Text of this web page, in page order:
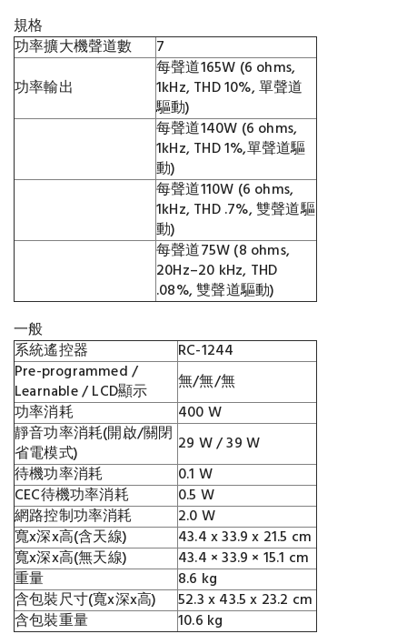
規格
功率擴大機聲道數
7
功率輸出
每聲道165W (6 ohms,
1kHz, THD 10%, 單聲道
驅動)
每聲道140W (6 ohms,
1kHz, THD 1%,單聲道驅
動)
每聲道110W (6 ohms,
1kHz, THD .7%, 雙聲道驅
動)
每聲道75W (8 ohms,
20Hz–20 kHz, THD
.08%, 雙聲道驅動)
一般
系統遙控器
RC-1244
Pre-programmed /
Learnable / LCD顯示
無/無/無
功率消耗
400 W
靜音功率消耗(開啟/關閉
省電模式)
29 W / 39 W
待機功率消耗
0.1 W
CEC待機功率消耗
0.5 W
網路控制功率消耗
2.0 W
寬x深x高(含天線)
43.4 x 33.9 x 21.5 cm
寬x深x高(無天線)
43.4 × 33.9 × 15.1 cm
重量
8.6 kg
含包裝尺寸(寬x深x高)
52.3 x 43.5 x 23.2 cm
含包裝重量
10.6 kg